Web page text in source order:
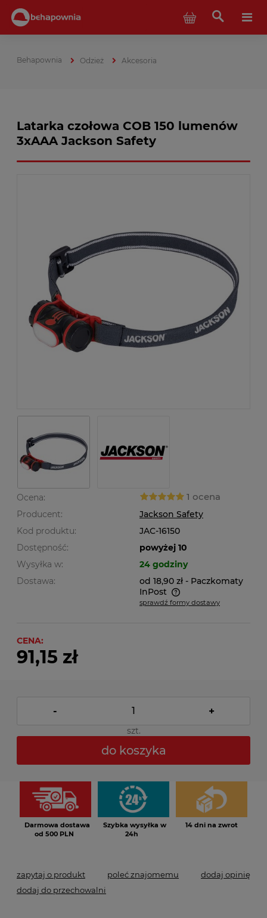
Odzież Akcesoria
Latarka czołowa COB 150 lumenów
3xAAA Jackson Safety
Ocena: 1 ocena
Producent:
Jackson Safety
Kod produktu:
JAC-16150
Dostępność:
powyżej 10
Wysyłka w:
24 godziny
Dostawa:
od 18,90 zł - Paczkomaty
InPost
Cena nie zawiera ewentualnych kosztów płatności
sprawdź formy dostawy
CENA:
91,15 zł
- +
szt.
do koszyka
Darmowa dostawa
od 500 PLN
Szybka wysyłka w
24h
14 dni na zwrot
zapytaj o produkt poleć znajomemu
dodaj opinię
dodaj do przechowalni